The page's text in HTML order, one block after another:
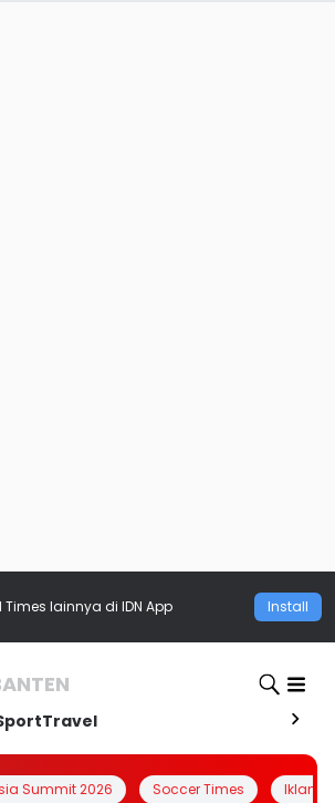
Times lainnya di IDN App Install
Travel
Summit 2026 Soccer Times Iklanin